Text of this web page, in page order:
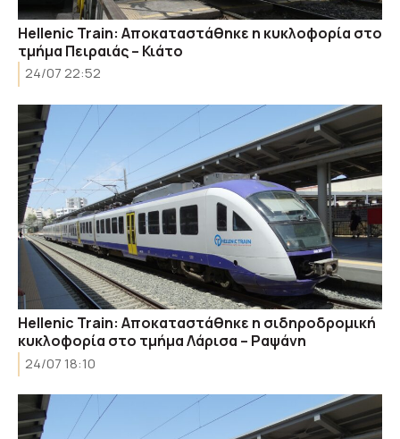
Hellenic Train: Αποκαταστάθηκε η κυκλοφορία στο
τμήμα Πειραιάς – Κιάτο
24/07 22:52
Hellenic Train: Αποκαταστάθηκε η σιδηροδρομική
κυκλοφορία στο τμήμα Λάρισα – Ραψάνη
24/07 18:10